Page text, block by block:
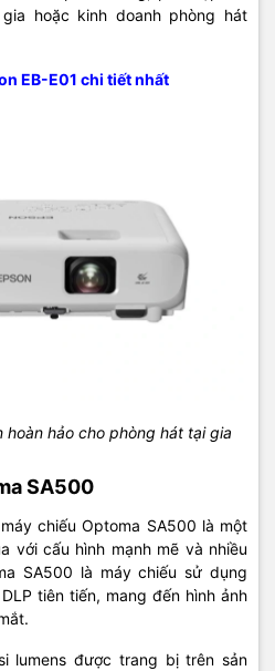
hoặc kinh doanh phòng hát
EB-E01 chi tiết nhất
hoàn hảo cho phòng hát tại gia
SA500
chiếu Optoma SA500 là một
với cấu hình mạnh mẽ và nhiều
SA500 là máy chiếu sử dụng
tiên tiến, mang đến hình ảnh
lumens được trang bị trên sản